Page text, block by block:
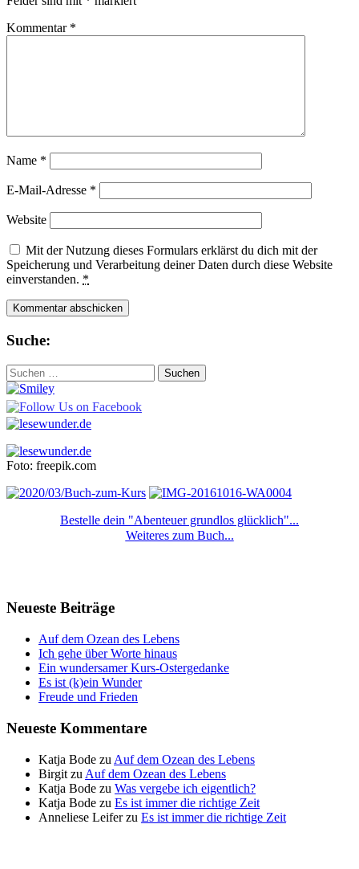
Kommentar *
Name *
E-Mail-Adresse *
Website
Mit der Nutzung dieses Formulars erklärst du dich mit der
Speicherung und Verarbeitung deiner Daten durch diese Website
einverstanden. *
Suche:
Suchen
nach:
Foto: freepik.com
Bestelle dein "Abenteuer grundlos glücklich"...
Weiteres zum Buch...
Neueste Beiträge
Auf dem Ozean des Lebens
Ich gehe über Worte hinaus
Ein wundersamer Kurs-Ostergedanke
Es ist (k)ein Wunder
Freude und Frieden
Neueste Kommentare
Katja Bode zu Auf dem Ozean des Lebens
Birgit zu Auf dem Ozean des Lebens
Katja Bode zu Was vergebe ich eigentlich?
Katja Bode zu Es ist immer die richtige Zeit
Anneliese Leiferzu Es ist immer die richtige Zeit